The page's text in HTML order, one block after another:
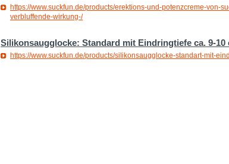
https://www.suckfun.de/products/erektions-und-potenzcreme-von-
verbluffende-wirkung-/
Silikonsaugglocke: Standard mit Eindringtiefe ca. 9-10
https://www.suckfun.de/products/silikonsaugglocke-standart-mit-